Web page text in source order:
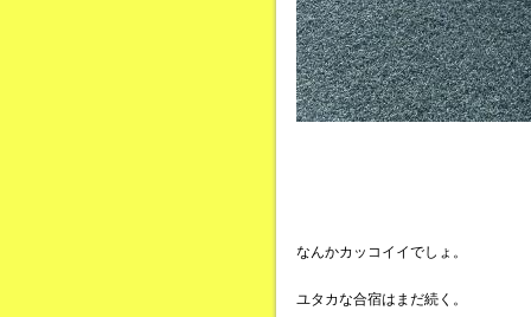
なんかカッコイイでしょ。
ユタカな合宿はまだ続く。